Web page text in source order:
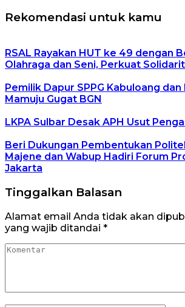
Rekomendasi untuk kamu
RSAL Rayakan HUT ke 49 dengan
Olahraga dan Seni, Perkuat
Pemilik Dapur SPPG Kabuloang dan
Mamuju Gugat BGN
LKPA Sulbar Desak APH Usut
Beri Dukungan Pembentukan
Majene dan Wabup Hadiri Forum
Jakarta
Tinggalkan Balasan
Alamat email Anda tidak akan
yang wajib ditandai *